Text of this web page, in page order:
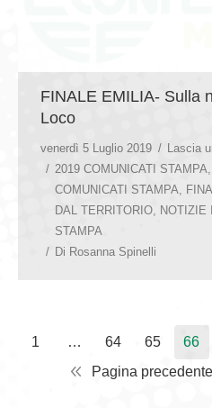
FINALE EMILIA- Sulla
Loco
venerdì 5 Luglio 2019
Lascia
2019 COMUNICATI STAMPA
COMUNICATI STAMPA
DAL TERRITORIO NOTIZIE
STAMPA
Di Rosanna Spinelli
1 … 64 65 66
Pagina precedente